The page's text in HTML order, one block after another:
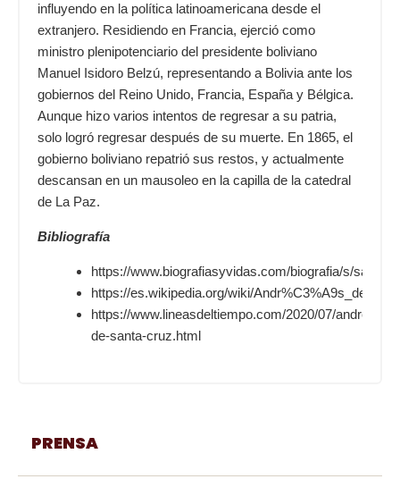
influyendo en la política latinoamericana desde el
extranjero. Residiendo en Francia, ejerció como
ministro plenipotenciario del presidente boliviano
Manuel Isidoro Belzú, representando a Bolivia ante los
gobiernos del Reino Unido, Francia, España y Bélgica.
Aunque hizo varios intentos de regresar a su patria,
solo logró regresar después de su muerte. En 1865, el
gobierno boliviano repatrió sus restos, y actualmente
descansan en un mausoleo en la capilla de la catedral
de La Paz.
Bibliografía
https://www.biografiasyvidas.com/biografia/s/
https://es.wikipedia.org/wiki/
https://www.lineasdeltiempo.com/2020/07/andres-
de-santa-cruz.html
PRENSA